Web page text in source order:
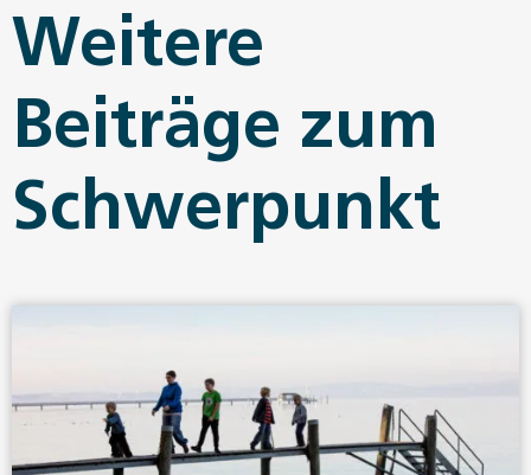
Weitere
Beiträge zum
Schwerpunkt